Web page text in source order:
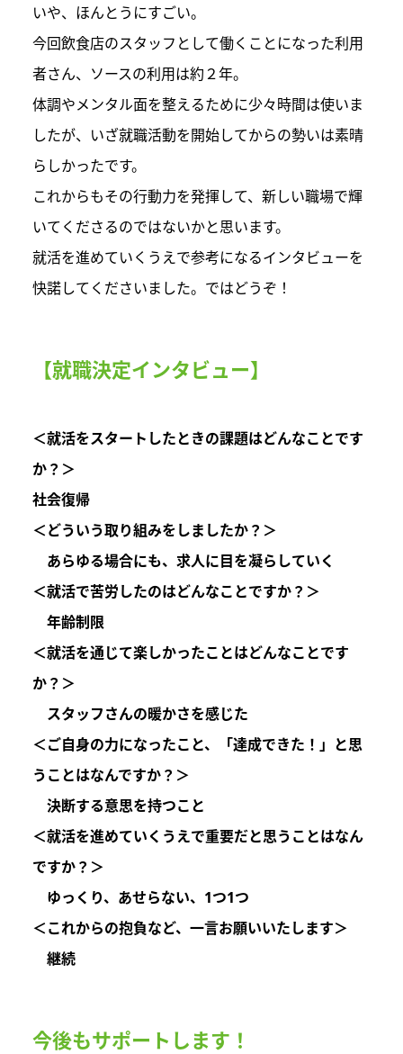
いや、ほんとうにすごい。
今回飲食店のスタッフとして働くことになった利用
者さん、ソースの利用は約２年。
体調やメンタル面を整えるために少々時間は使いま
したが、いざ就職活動を開始してからの勢いは素晴
らしかったです。
これからもその行動力を発揮して、新しい職場で輝
いてくださるのではないかと思います。
就活を進めていくうえで参考になるインタビューを
快諾してくださいました。ではどうぞ！
【就職決定インタビュー】
＜就活をスタートしたときの課題はどんなことです
か？＞
社会復帰
＜どういう取り組みをしましたか？＞
あらゆる場合にも、求人に目を凝らしていく
＜就活で苦労したのはどんなことですか？＞
年齢制限
＜就活を通じて楽しかったことはどんなことです
か？＞
スタッフさんの暖かさを感じた
＜ご自身の力になったこと、「達成できた！」と思
うことはなんですか？＞
決断する意思を持つこと
＜就活を進めていくうえで重要だと思うことはなん
ですか？＞
ゆっくり、あせらない、1つ1つ
＜これからの抱負など、一言お願いいたします＞
継続
今後もサポートします！